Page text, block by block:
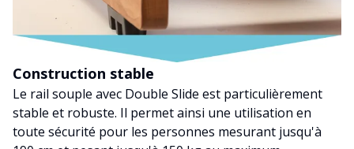
Construction stable
Le rail souple avec Double Slide est particulièrement
stable et robuste. Il permet ainsi une utilisation en
toute sécurité pour les personnes mesurant jusqu'à